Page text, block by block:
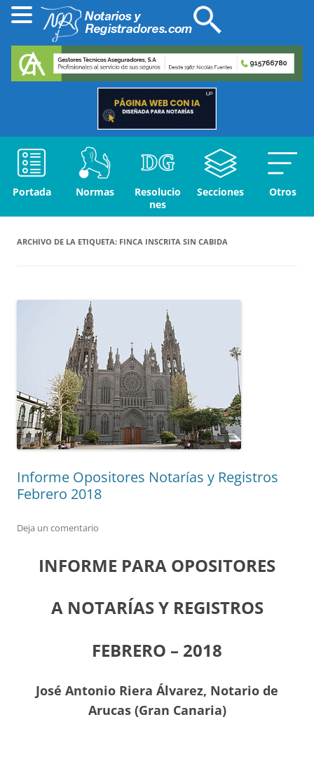
Portada Normas
Resolucio
nes
Secciones Otros
ARCHIVO DE LA ETIQUETA: FINCA INSCRITA SIN CABIDA
Informe Opositores Notarías y Registros
Febrero 2018
Deja un comentario
INFORME PARA OPOSITORES
A NOTARÍAS Y REGISTROS
FEBRERO – 2018
José Antonio Riera Álvarez, Notario de
Arucas (Gran Canaria)